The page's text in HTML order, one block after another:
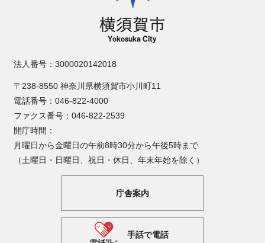
法人番号：3000020142018
〒238-8550 神奈川県横須賀市小川町11
電話番号：046-822-4000
ファクス番号：046-822-2539
開庁時間：
月曜日から金曜日の午前8時30分から午後5時まで
（土曜日・日曜日、祝日・休日、年末年始を除く）
庁舎案内
手話で電話